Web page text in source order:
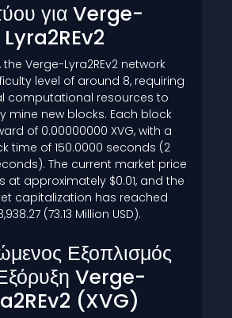
για Verge-
Lyra2REv2
the Verge-Lyra2REv2 network
level of around 8, requiring
computational resources to
mine new blocks. Each block
of 0.00000000 XVG, with a
time of 150.0000 seconds (2
The current market price
at approximately $0.01, and the
capitalization has reached
(73.13 Million USD).
Εξοπλισμός
Verge-
(XVG)